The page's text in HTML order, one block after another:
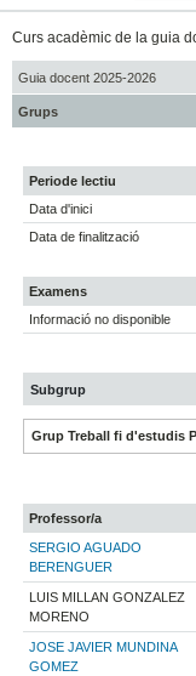
Curs acadèmic de la guia
Guia docent 2025-2026
Grups
Periode lectiu
Data d'inici
Data de finalització
Examens
Informació no disponible
Subgrup
Grup Treball fi d'estudis
Professor/a
SERGIO AGUADO
BERENGUER
LUIS MILLAN GONZALEZ
MORENO
JOSE JAVIER MUNDINA
GOMEZ